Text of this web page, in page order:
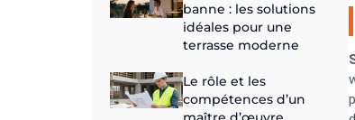
banne : les solutions
idéales pour une
terrasse moderne
Le rôle et les
compétences d’un